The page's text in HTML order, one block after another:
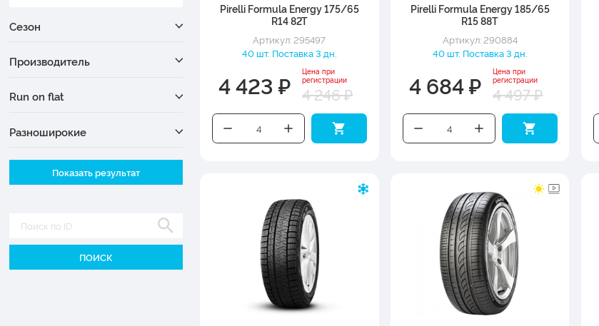
Сезон
Производитель
Run on flat
Разноширокие
Ширина
Диаметр
Показать результат
Pirelli Formula Energy 175/65
R14 82T
Артикул: 295497
40 шт. Поставка 3 дн.
4 423 ₽
Цена при
регистрации
4 246 ₽
Pirelli Formula Energy 185/65
R15 88T
Артикул: 290884
40 шт. Поставка 3 дн.
4 684 ₽
Цена при
регистрации
4 497 ₽